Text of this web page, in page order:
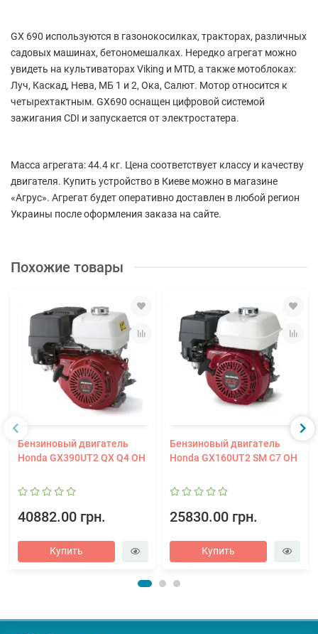
GX 690 используются в газонокосилках, тракторах, различных
садовых машинах, бетономешалках. Нередко агрегат можно
увидеть на культиваторах Viking и MTD, а также мотоблоках:
Луч, Каскад, Нева, МБ 1 и 2, Ока, Салют. Мотор относится к
четырехтактным. GX690 оснащен цифровой системой
зажигания CDI и запускается от электростатера.
Масса агрегата: 44.4 кг. Цена соответствует классу и качеству
двигателя. Купить устройство в Киеве можно в магазине
«Агрус». Агрегат будет оперативно доставлен в любой регион
Украины после оформления заказа на сайте.
Похожие товары
Бензиновый двигатель
Honda GX390UT2 QX Q4 OH
40882.00 грн.
Купить
Бензиновый двигатель
Honda GX160UT2 SM C7 OH
25830.00 грн.
Купить